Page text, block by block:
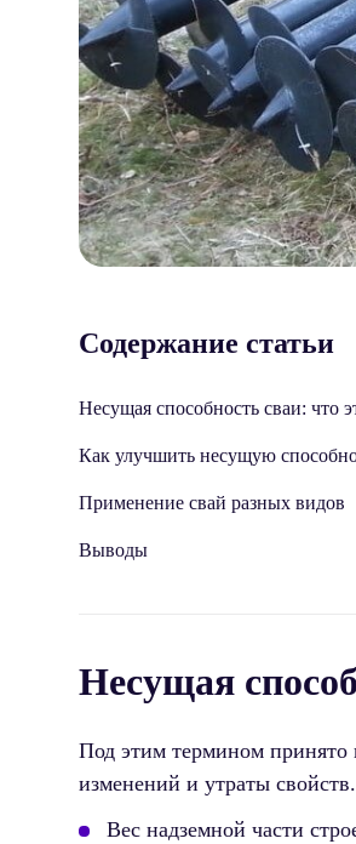
Содержание статьи
Несущая способность сваи: что
Как улучшить несущую
Применение свай разных видов
Выводы
Несущая
Под этим термином принято
изменений и утраты
Вес надземной части